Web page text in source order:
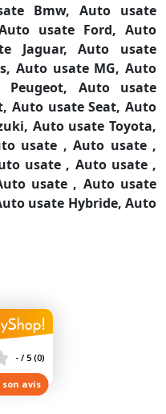
Bmw, Auto usate
usate Ford,Auto
Jaguar,Auto usate
Auto usate MG,Auto
Peugeot, Auto usate
Auto usate Seat,Auto
Auto usate Toyota,
usate , Auto usate ,
usate , Auto usate ,
usate , Auto usate
usate Hybride,Auto
- / 5(0)
avis